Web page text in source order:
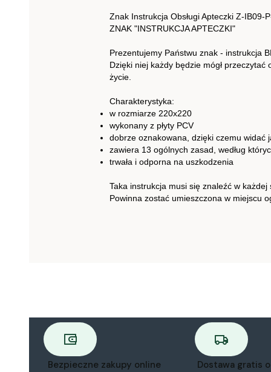
Znak Instrukcja Obsługi Apteczki Z-IB09-
ZNAK "INSTRUKCJA APTECZKI"
Prezentujemy Państwu znak - instrukcja
Dzięki niej każdy będzie mógł
życie.
Charakterystyka:
w rozmiarze 220x220
wykonany z płyty PCV
dobrze oznakowana, dzięki czemu widać
zawiera 13 ogólnych zasad, według
trwała i odporna na uszkodzenia
Taka instrukcja musi się znaleźć w
Powinna zostać umieszczona w miejscu
Bezpieczne zakupy online
Dostawa gratis